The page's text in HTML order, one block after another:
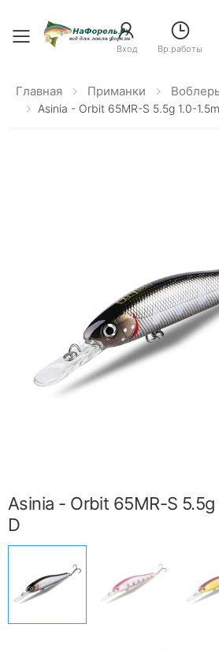
Toggle menu
Вход Вр.работы
Главная Приманки
Asinia - Orbit 65MR-S 5.5g 1.0-
Asinia - Orbit 65MR-S 5.5g
D